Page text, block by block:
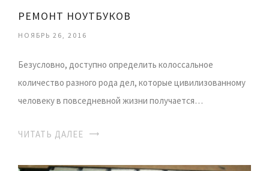
РЕМОНТ НОУТБУКОВ
НОЯБРЬ 26, 2016
Безусловно, доступно определить колоссальное
количество разного рода дел, которые цивилизованному
человеку в повседневной жизни получается…
ЧИТАТЬ ДАЛЕЕ